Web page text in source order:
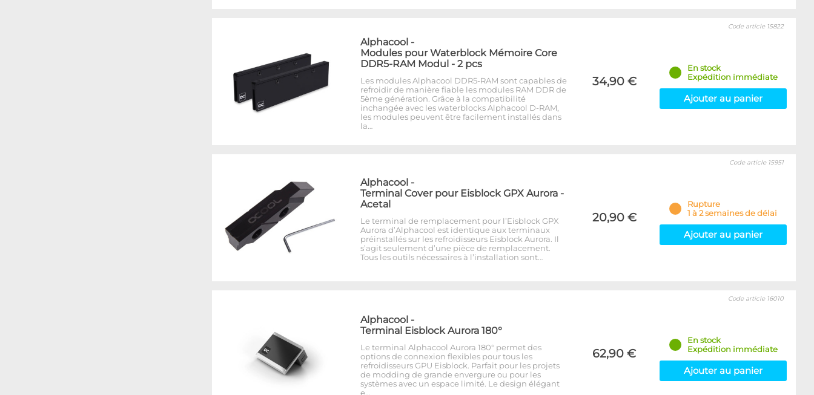
Alphacool -
Modules pour Waterblock Mémoire Core
DDR5-RAM Modul - 2 pcs
Les modules Alphacool DDR5-RAM sont capables de
refroidir de manière fiable les modules RAM DDR de
5ème génération. Grâce à la compatibilité
inchangée avec les waterblocks Alphacool D-RAM,
les modules peuvent être facilement installés dans
la…
34,90 €
Code article 15822
En stock
Expédition immédiate
Ajouter au panier
Alphacool -
Terminal Cover pour Eisblock GPX Aurora -
Acetal
Le terminal de remplacement pour l’Eisblock GPX
Aurora d’Alphacool est identique aux terminaux
préinstallés sur les refroidisseurs Eisblock Aurora. Il
s’agit seulement d’une pièce de remplacement.
Tous les outils nécessaires à l’installation sont…
20,90 €
Code article 15951
Rupture
1 à 2 semaines de délai
Ajouter au panier
Alphacool -
Terminal Eisblock Aurora 180°
Le terminal Alphacool Aurora 180° permet des
options de connexion flexibles pour tous les
refroidisseurs GPU Eisblock. Parfait pour les projets
de modding de grande envergure ou pour les
systèmes avec un espace limité. Le design élégant
e…
62,90 €
Code article 16010
En stock
Expédition immédiate
Ajouter au panier